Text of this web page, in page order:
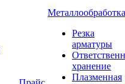
Металлообработка
Резка
арматуры
хранение
Плазменная